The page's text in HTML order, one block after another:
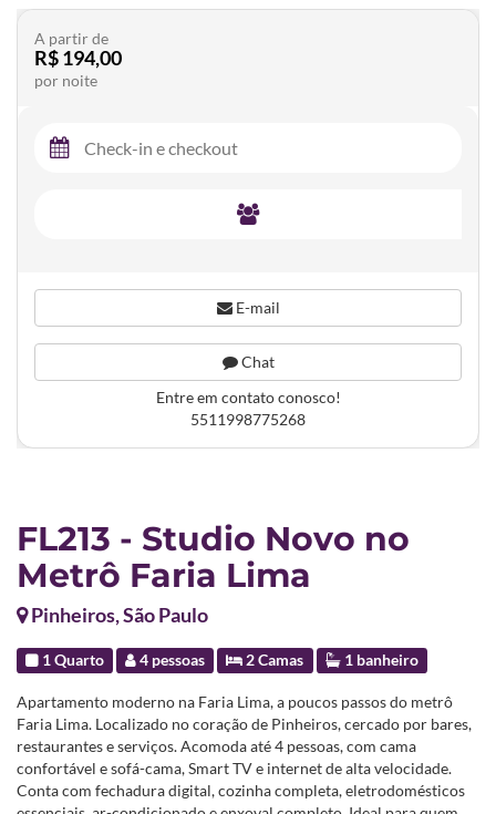
FL213 - Studio Novo no
Metrô Faria Lima
Pinheiros, São Paulo
1 Quarto 4 pessoas 2 Camas 1 banheiro
Apartamento moderno na Faria Lima, a poucos passos do metrô
Faria Lima. Localizado no coração de Pinheiros, cercado por bares,
restaurantes e serviços. Acomoda até 4 pessoas, com cama
confortável e sofá-cama, Smart TV e internet de alta velocidade.
Conta com fechadura digital, cozinha completa, eletrodomésticos
A partir de
R$ 194,00
por noite
E-mail
Chat
Entre em contato conosco!
5511998775268